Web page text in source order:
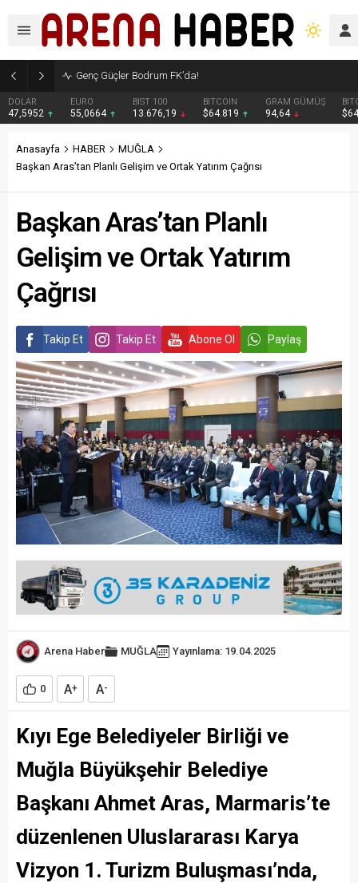
Genç Güçler Bodrum FK’da!
DOLAR
47,5952
EURO
55,0664
BIST 100
13.676,19
BITCOIN
$64.819
GRAM GÜMÜŞ
94,64
Anasayfa HABER
MUĞLA
Başkan Aras’tan Planlı Gelişim ve Ortak Yatırım Çağrısı
Başkan Aras’tan Planlı
Gelişim ve Ortak Yatırım
Çağrısı
Takip Et Takip Et Abone Ol Paylaş
Arena Haber MUĞLA Yayınlama: 19.04.2025
0 A+ A-
Kıyı Ege Belediyeler Birliği ve
Muğla Büyükşehir Belediye
Başkanı Ahmet Aras, Marmaris’te
düzenlenen Uluslararası Karya
Vizyon 1. Turizm Buluşması’nda,